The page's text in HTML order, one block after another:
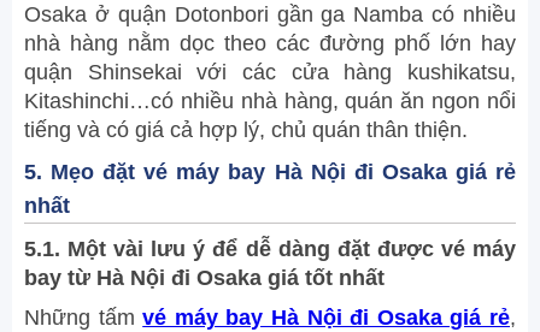
Osaka ở quận Dotonbori gần ga Namba có nhiều
nhà hàng nằm dọc theo các đường phố lớn hay
quận Shinsekai với các cửa hàng kushikatsu,
Kitashinchi…có nhiều nhà hàng, quán ăn ngon nổi
tiếng và có giá cả hợp lý, chủ quán thân thiện.
5. Mẹo đặt vé máy bay Hà Nội đi Osaka giá rẻ
nhất
5.1. Một vài lưu ý để dễ dàng đặt được vé máy
bay từ Hà Nội đi Osaka giá tốt nhất
Những tấmvé máy bay Hà Nội đi Osaka giá rẻ,